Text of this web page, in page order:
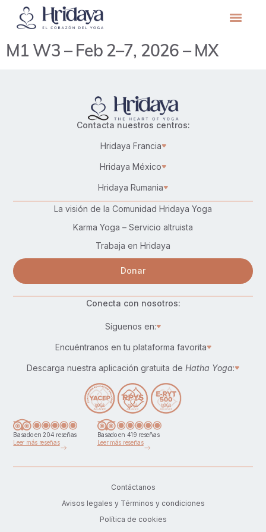
M1 W3 – Feb 2–7, 2026 – MX
Contacta nuestros centros:
Hridaya Francia
Hridaya México
Hridaya Rumania
La visión de la Comunidad Hridaya Yoga
Karma Yoga – Servicio altruista
Trabaja en Hridaya
Donar
Conecta con nosotros:
Síguenos en:
Encuéntranos en tu plataforma favorita
Descarga nuestra aplicación gratuita de Hatha Yoga:
Basado en 204 reseñas
Leer más reseñas
Basado en 419 reseñas
Leer más reseñas
Contáctanos
Avisos legales y Términos y condiciones
Política de cookies